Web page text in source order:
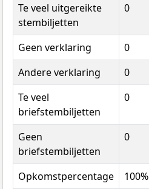
Te veel uitgereikte
stembiljetten
0
Geen verklaring
0
Andere verklaring
0
Te veel
briefstembiljetten
0
Geen
briefstembiljetten
0
Opkomstpercentage 100%